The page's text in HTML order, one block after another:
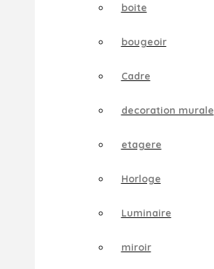
boite
bougeoir
Cadre
decoration murale
etagere
Horloge
Luminaire
miroir